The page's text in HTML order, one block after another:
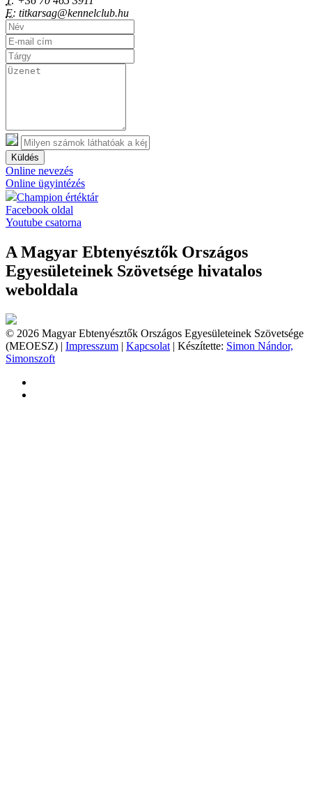
E: titkarsag@kennelclub.hu
Küldés
Online nevezés
Online ügyintézés
Champion értéktár
Facebook oldal
Youtube csatorna
A Magyar Ebtenyésztők Országos
Egyesületeinek Szövetsége hivatalos
weboldala
© 2026 Magyar Ebtenyésztők Országos Egyesületeinek Szövetsége
(MEOESZ) | Impresszum | Kapcsolat | Készítette: Simon Nándor,
Simonszoft